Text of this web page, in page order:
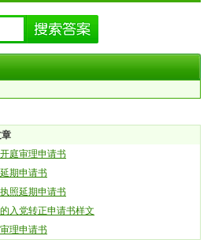
庭审理申请书
期申请书
照延期申请书
入党转正申请书样文
理申请书